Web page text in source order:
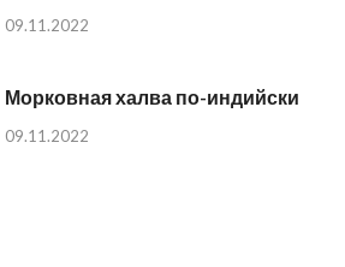
09.11.2022
Морковная халва по-индийски
09.11.2022